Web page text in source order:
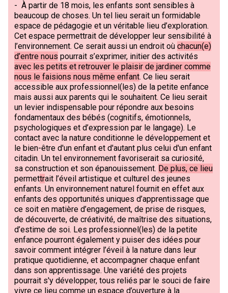
- À partir de 18 mois, les enfants sont sensibles à
beaucoup de choses. Un tel lieu serait un formidable
espace de pédagogie et un véritable lieu d’exploration.
Cet espace permettrait de développer leur sensibilité à
l’environnement. Ce serait aussi un endroit où chacun(e)
d’entre nous pourrait s’exprimer, initier des activités
avec les petits et retrouver le plaisir de jardiner comme
nous le faisions nous même enfant. Ce lieu serait
accessible aux professionnel(les) de la petite enfance
mais aussi aux parents qui le souhaitent. Ce lieu serait
un levier indispensable pour répondre aux besoins
fondamentaux des bébés (cognitifs, émotionnels,
psychologiques et d’expression par le langage). Le
contact avec la nature conditionne le développement et
le bien-être d'un enfant et d'autant plus celui d'un enfant
citadin. Un tel environnement favoriserait sa curiosité,
sa construction et son épanouissement. De plus, ce lieu
permettrait l’éveil artistique et culturel des jeunes
enfants. Un environnement naturel fournit en effet aux
enfants des opportunités uniques d’apprentissage que
ce soit en matière d’engagement, de prise de risques,
de découverte, de créativité, de maîtrise des situations,
d’estime de soi. Les professionnel(les) de la petite
enfance pourront également y puiser des idées pour
savoir comment intégrer l’éveil à la nature dans leur
pratique quotidienne, et accompagner chaque enfant
dans son apprentissage. Une variété des projets
pourrait s'y développer, tous reliés par le souci de faire
vivre ce lieu comme un espace d’ouverture à la